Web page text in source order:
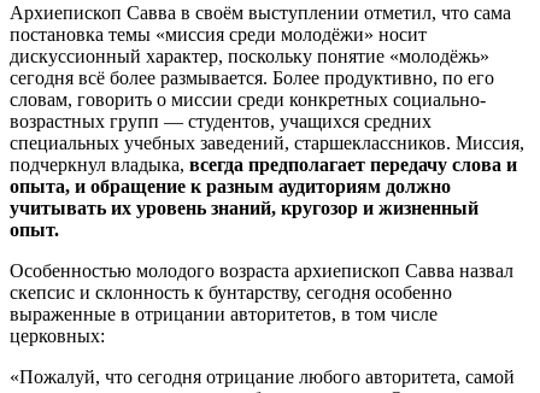
Архиепископ Савва в своём выступлении отметил, что сама
постановка темы «миссия среди молодёжи» носит
дискуссионный характер, поскольку понятие «молодёжь»
сегодня всё более размывается. Более продуктивно, по его
словам, говорить о миссии среди конкретных социально-
возрастных групп — студентов, учащихся средних
специальных учебных заведений, старшеклассников. Миссия,
подчеркнул владыка, всегда предполагает передачу слова и
опыта, и обращение к разным аудиториям должно
учитывать их уровень знаний, кругозор и жизненный
опыт.
Особенностью молодого возраста архиепископ Савва назвал
скепсис и склонность к бунтарству, сегодня особенно
выраженные в отрицании авторитетов, в том числе
церковных:
«Пожалуй, что сегодня отрицание любого авторитета, самой